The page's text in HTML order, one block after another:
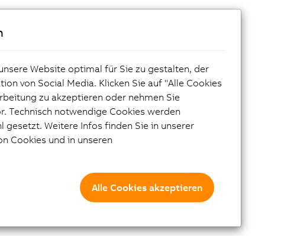
Website optimal für Sie zu gestalten, der
von Social Media. Klicken Sie auf "Alle Cookies
zu akzeptieren oder nehmen Sie
Technisch notwendige Cookies werden
gesetzt. Weitere Infos finden Sie in unserer
Cookies und in unseren
Alle Cookies akzeptieren